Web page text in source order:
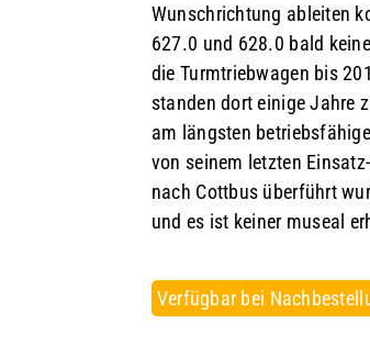
Wunschrichtung ableiten
627.0 und 628.0 bald
die Turmtriebwagen bis
standen dort einige Jahre
am längsten
von seinem letzten
nach Cottbus überführt
und es ist keiner museal
Verfügbar bei